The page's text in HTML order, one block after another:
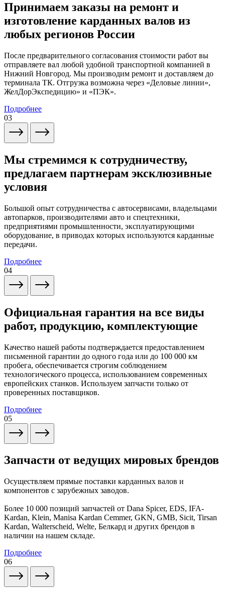
Принимаем заказы на ремонт и
изготовление карданных валов из
любых регионов России
После предварительного согласования стоимости работ вы
отправляете вал любой удобной транспортной компанией в
Нижний Новгород. Мы производим ремонт и доставляем до
терминала ТК. Отгрузка возможна через «Деловые линии»,
ЖелДорЭкспедицию» и «ПЭК».
Подробнее
03
Мы стремимся к сотрудничеству,
предлагаем партнерам эксклюзивные
условия
Большой опыт сотрудничества с автосервисами, владельцами
автопарков, производителями авто и спецтехники,
предприятиями промышленности, эксплуатирующими
оборудование, в приводах которых используются карданные
передачи.
Подробнее
04
Официальная гарантия на все виды
работ, продукцию, комплектующие
Качество нашей работы подтверждается предоставлением
письменной гарантии до одного года или до 100 000 км
пробега, обеспечивается строгим соблюдением
технологического процесса, использованием современных
европейских станков. Используем запчасти только от
проверенных поставщиков.
Подробнее
05
Запчасти от ведущих мировых брендов
Осуществляем прямые поставки карданных валов и
компонентов с зарубежных заводов.
Более 10 000 позиций запчастей от Dana Spicer, EDS, IFA-
Kardan, Klein, Manisa Kardan Cemmer, GKN, GMB, Sicit, Tirsan
Kardan, Walterscheid, Welte, Белкард и других брендов в
наличии на нашем складе.
Подробнее
06